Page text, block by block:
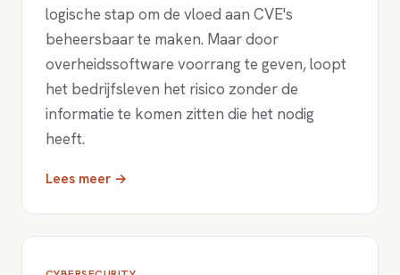
logische stap om de vloed aan CVE's
beheersbaar te maken. Maar door
overheidssoftware voorrang te geven, loopt
het bedrijfsleven het risico zonder de
informatie te komen zitten die het nodig
heeft.
Lees meer →